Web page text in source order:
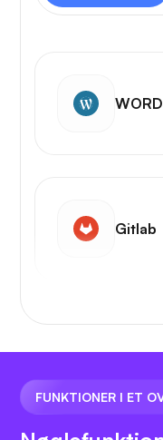
Gitlab
VS-
FUNKTIONER I ET